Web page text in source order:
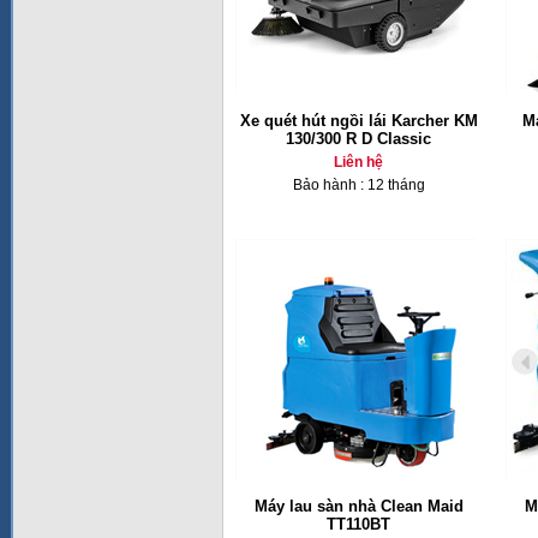
Xe quét hút ngồi lái Karcher KM
130/300 R D Classic
Liên hệ
Bảo hành : 12 tháng
Máy lau sàn nhà Clean Maid
TT110BT